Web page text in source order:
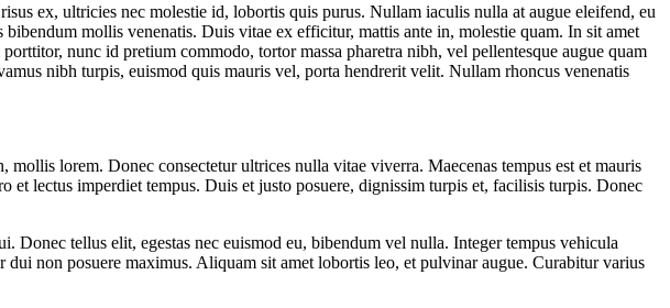
ex, ultricies nec molestie id, lobortis quis purus. Nullam iaculis nulla at augue eleifend, eu
mollis venenatis. Duis vitae ex efficitur, mattis ante in, molestie quam. In sit amet
nunc id pretium commodo, tortor massa pharetra nibh, vel pellentesque augue quam
nibh turpis, euismod quis mauris vel, porta hendrerit velit. Nullam rhoncus venenatis
lorem. Donec consectetur ultrices nulla vitae viverra. Maecenas tempus est et mauris
lectus imperdiet tempus. Duis et justo posuere, dignissim turpis et, facilisis turpis. Donec
Donec tellus elit, egestas nec euismod eu, bibendum vel nulla. Integer tempus vehicula
non posuere maximus. Aliquam sit amet lobortis leo, et pulvinar augue. Curabitur varius